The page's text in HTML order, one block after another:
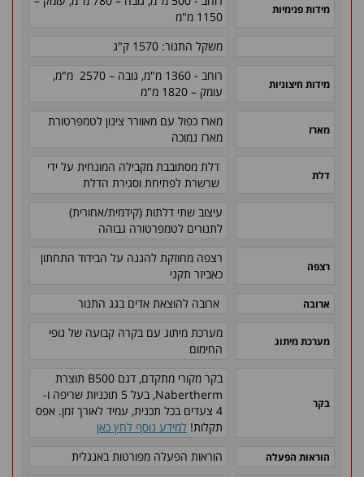
מידות פנימיות
1150 מ"מ
משקל התנור: 1570 ק"ג
מידות חיצוניות
רוחב - 1360 מ"מ, גובה – 2570 מ"מ,
עומק – 1820 מ"מ
מארז
מארז כפול עם מאוורר צינון לטמפרטורת
מארז נמוכה
דלת
דלת מסתובבת מקבילה המונחית על ידי
שרשרת לפתיחת וסגירת הדלת
עיצוב שתי דלתות (קידמית/אחורית)
לתנורים לטמפרטורה גבוהה
רצפה
רצפה מחוזקת להגנה על הבידוד התחתון
כאביזר תקני
ארובה ארובה להוצאת אדים בגג התנור
מערכת מיתוג
מערכת מיתוג עם בקרה קבועה של גופי
החימום
בקר
בקר מקורי מתקדם, דגם B500 תוצרת
Nabertherm, בעל 5 תוכניות שריפה ו-
4 צעדים בכל תכנית, עמיד לאורך זמן. אפס
תקלות! למידע נוסף לחץ כאן
הוראות הפעלה הוראות הפעלה מפורטות באנגלית